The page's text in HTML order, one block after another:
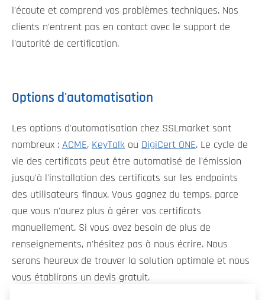
l'écoute et comprend vos problèmes techniques. Nos
clients n'entrent pas en contact avec le support de
l'autorité de certification.
Options d'automatisation
Les options d'automatisation chez SSLmarket sont
nombreux : ACME, KeyTalk ou DigiCert ONE. Le cycle de
vie des certificats peut être automatisé de l'émission
jusqu'à l'installation des certificats sur les endpoints
des utilisateurs finaux. Vous gagnez du temps, parce
que vous n'aurez plus à gérer vos certificats
manuellement. Si vous avez besoin de plus de
renseignements, n'hésitez pas à nous écrire. Nous
serons heureux de trouver la solution optimale et nous
vous établirons un devis gratuit.